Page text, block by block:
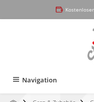
Navigation